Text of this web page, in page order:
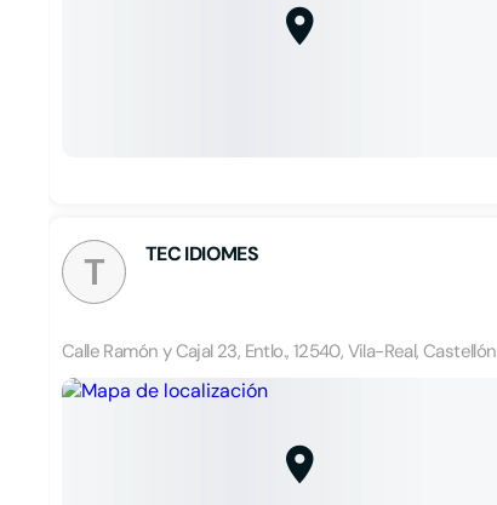
T TEC IDIOMES
Calle Ramón y Cajal 23, Entlo., 12540, Vila-Real, Castellón